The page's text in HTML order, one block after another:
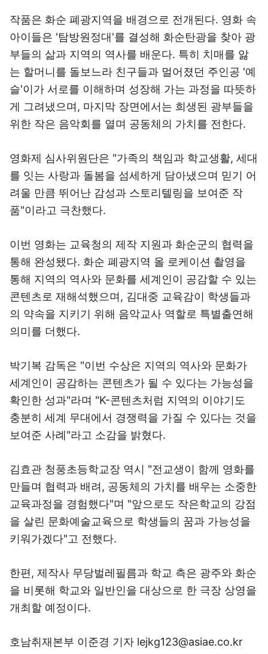
작품은 화순 폐광지역을 배경으로 전개된다. 영화 속
아이들은 '탐방원정대'를 결성해 화순탄광을 찾아 광
부들의 삶과 지역의 역사를 배운다. 특히 치매를 앓
는 할머니를 돌보느라 친구들과 멀어졌던 주인공 '예
슬'이가 서로를 이해하며 성장해 가는 과정을 따뜻하
게 그려냈으며, 마지막 장면에서는 희생된 광부들을
위한 작은 음악회를 열며 공동체의 가치를 전한다.
영화제 심사위원단은 "가족의 책임과 학교생활, 세대
를 잇는 사랑과 돌봄을 섬세하게 담아냈으며 믿기 어
려울 만큼 뛰어난 감성과 스토리텔링을 보여준 작
품"이라고 극찬했다.
이번 영화는 교육청의 제작 지원과 화순군의 협력을
통해 완성됐다. 화순 폐광지역 올 로케이션 촬영을
통해 지역의 역사와 문화를 세계인이 공감할 수 있는
콘텐츠로 재해석했으며, 김대중 교육감이 학생들과
의 약속을 지키기 위해 음악교사 역할로 특별출연해
의미를 더했다.
박기복 감독은 "이번 수상은 지역의 역사와 문화가
세계인이 공감하는 콘텐츠가 될 수 있다는 가능성을
확인한 성과"라며 "K-콘텐츠처럼 지역의 이야기도
충분히 세계 무대에서 경쟁력을 가질 수 있다는 것을
보여준 사례"라고 소감을 밝혔다.
김효관 청풍초등학교장 역시 "전교생이 함께 영화를
만들며 협력과 배려, 공동체의 가치를 배우는 소중한
교육과정을 경험했다"며 "앞으로도 작은학교의 강점
을 살린 문화예술교육으로 학생들의 꿈과 가능성을
키워가겠다"고 전했다.
한편, 제작사 무당벌레필름과 학교 측은 광주와 화순
을 비롯해 학교와 일반인을 대상으로 한 극장 상영을
개최할 예정이다.
호남취재본부 이준경 기자 lejkg123@asiae.co.kr